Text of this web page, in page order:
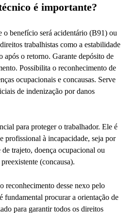
é importante?
o benefício será acidentário (B91) ou
trabalhistas como a estabilidade
após o retorno. Garante depósito de
Possibilita o reconhecimento de
ocupacionais e concausas. Serve
de indenização por danos
para proteger o trabalhador. Ele é
profissional à incapacidade, seja por
trajeto, doença ocupacional ou
(concausa).
reconhecimento desse nexo pelo
fundamental procurar a orientação de
para garantir todos os direitos